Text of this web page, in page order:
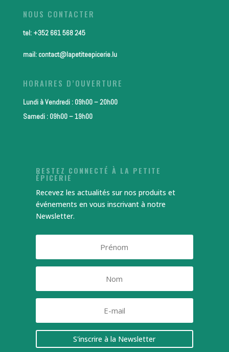
NOUS CONTACTER
tel: +352 661 568 245
mail: contact@lapetiteepicerie.lu
HORAIRES D’OUVERTURE
Lundi à Vendredi : 09h00 – 20h00
Samedi : 09h00 – 19h00
RESTEZ CONNECTÉ À LA PETITE
ÉPICERIE
Recevez les actualités sur nos produits et
événements en vous inscrivant à notre
Newsletter.
S'inscrire à la Newsletter